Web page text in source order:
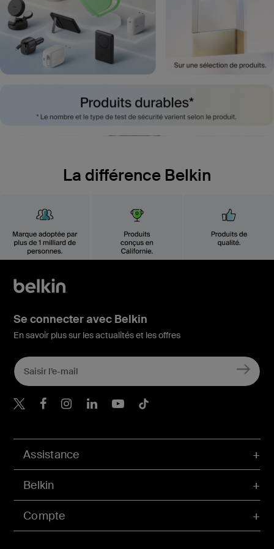
La différence Belkin
Compte
Assistance
Belkin
Se connecter avec Belkin
En savoir plus sur les actualités et les offres
Belkin Twitter
Belkin Facebook
Belkin Instagram
Belkin LinkedIn
Belkin Youtube
Belkin TikTok